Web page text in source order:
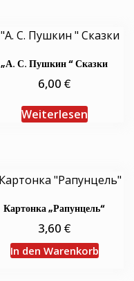
„А. С. Пушкин “ Сказки
6,00€
Weiterlesen
Картонка „Рапунцель“
3,60€
In den Warenkorb